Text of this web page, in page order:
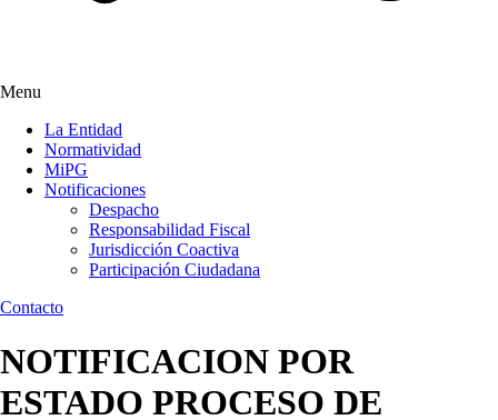
Menu
La Entidad
Normatividad
MiPG
Notificaciones
Despacho
Responsabilidad Fiscal
Jurisdicción Coactiva
Participación Ciudadana
Contacto
NOTIFICACION POR
ESTADO PROCESO DE